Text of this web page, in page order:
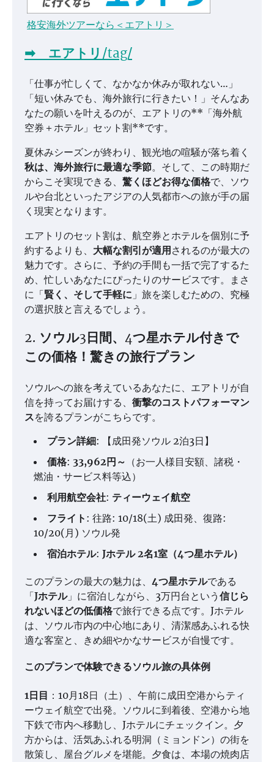
格安海外ツアーなら＜エアトリ＞
➡ エアトリ/tag/
「仕事が忙しくて、なかなか休みが取れない…」
「短い休みでも、海外旅行に行きたい！」そんなあ
なたの願いを叶えるのが、エアトリの**「海外航
空券＋ホテル」セット割**です。
夏休みシーズンが終わり、観光地の喧騒が落ち着く
秋は、海外旅行に最適な季節。そして、この時期だ
からこそ実現できる、 驚くほどお得な価格で、ソウ
ルや台北といったアジアの人気都市への旅が手の届
く現実となります。
エアトリのセット割は、航空券とホテルを個別に予
約するよりも、 大幅な割引が適用 されるのが最大の
魅力です。さらに、予約の手間も一括で完了するた
め、忙しいあなたにぴったりのサービスです。まさ
に「賢く、そして手軽に 」旅を楽しむための、究極
の選択肢と言えるでしょう。
2. ソウル3日間、4つ星ホテル付きで
この価格！驚きの旅行プラン
ソウルへの旅を考えているあなたに、エアトリが自
信を持ってお届けする、 衝撃のコストパフォーマン
スを誇るプランがこちらです。
プラン詳細: 【成田発ソウル 2泊3日】
価格: 33,962円～ （お一人様目安額、諸税・
燃油・サービス料等込）
利用航空会社: ティーウェイ航空
フライト : 往路: 10/18(土) 成田発、復路:
10/20(月) ソウル発
宿泊ホテル: Jホテル 2名1室（4つ星ホテル）
このプランの最大の魅力は、 4つ星ホテルである
「Jホテル」に宿泊しながら、3万円台という 信じら
れないほどの低価格で旅行できる点です。Jホテル
は、ソウル市内の中心地にあり、清潔感あふれる快
適な客室と、きめ細やかなサービスが自慢です。
このプランで体験できるソウル旅の具体例
1日目 ：10月18日（土）、午前に成田空港からティ
ーウェイ航空で出発。ソウルに到着後、空港から地
下鉄で市内へ移動し、Jホテルにチェックイン。夕
方からは、活気あふれる明洞（ミョンドン）の街を
散策し、屋台グルメを堪能。夕食は、本場の焼肉店